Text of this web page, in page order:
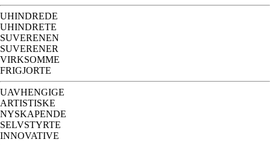
UHINDREDE
UHINDRETE
SUVERENEN
SUVERENER
VIRKSOMME
FRIGJORTE
UAVHENGIGE
ARTISTISKE
NYSKAPENDE
SELVSTYRTE
INNOVATIVE